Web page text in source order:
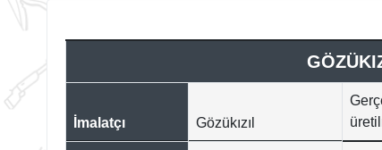
İmalatçı Gözükızıl